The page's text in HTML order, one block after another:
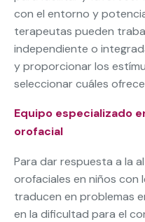
con el entorno y
terapeutas pueden
independiente o
y proporcionar los
seleccionar cuáles
Equipo especializado
orofacial
Para dar respuesta a la
orofaciales en niños con
traducen en problemas
en la dificultad para el